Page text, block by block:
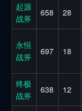
起源
战斧
658 28
永恒
战斧
697 18
终极
战斧
638 12